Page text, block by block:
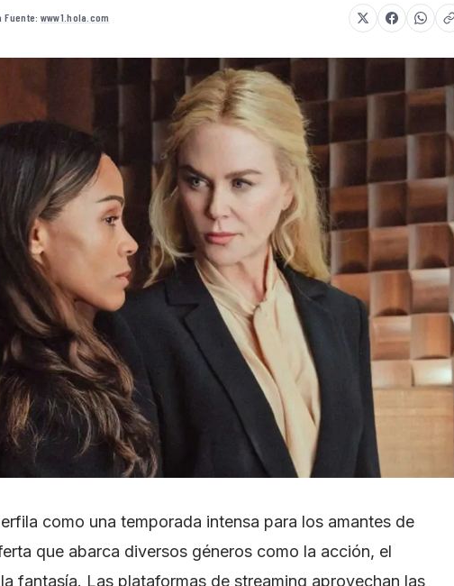
·Fuente: www1.hola.com
como una temporada intensa para los amantes de
que abarca diversos géneros como la acción, el
fantasía. Las plataformas de streaming aprovechan las